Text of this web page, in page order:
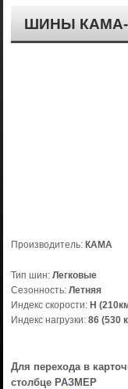
ШИНЫ КАМА-
Производитель: КАМА
Тип шин: Легковые
Сезонность: Летняя
Индекс скорости: H
Индекс нагрузки: 86 (530
Для перехода в
столбце РАЗМЕР